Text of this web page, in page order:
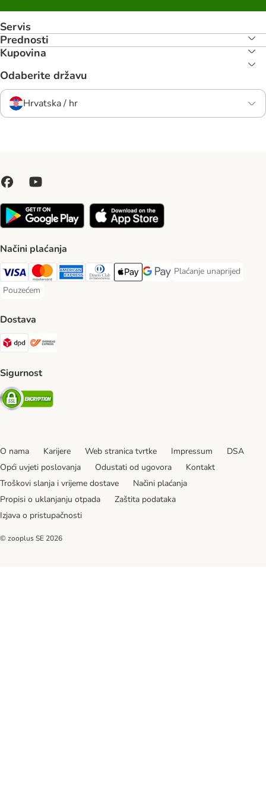
Servis
Prednosti
Kupovina
Odaberite državu
Hrvatska / hr
Načini plaćanja
Visa Payment Method
MasterCard Payment Method
American Express Payment Method
Diners Club Payment Method
Payment MethodGoogle pay Payment Method
Plaćanje unaprijed
Plaćanje unaprijed
Pouzećem
Pouzećem Payment Method
Dostava
DPD Shipping Method
Sigurnost
Security
O nama Karijere Web stranica tvrtke Impressum
DSA
Opći uvjeti poslovanja
Odustati od ugovora
Kontakt
Troškovi slanja i vrijeme dostave
Načini plaćanja
Propisi o uklanjanju otpada
Zaštita podataka
Izjava o pristupačnosti
© zooplus SE 2026